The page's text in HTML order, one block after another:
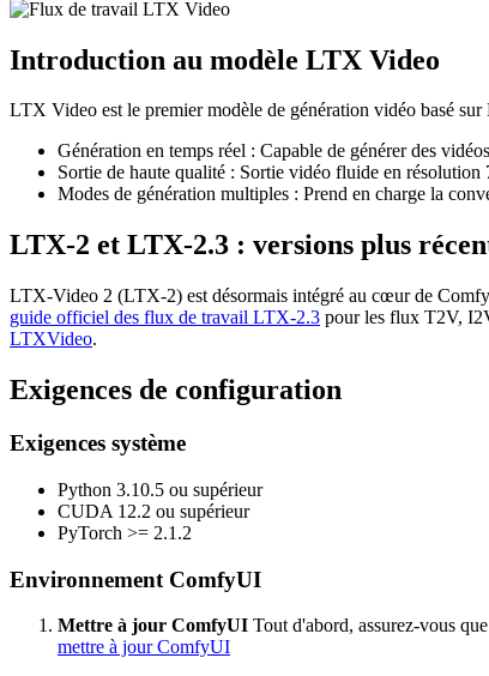
Introduction au modèle LTX Video
LTX Video est le premier modèle de génération vidéo basé
Génération en temps réel : Capable de générer des
Sortie de haute qualité : Sortie vidéo fluide en résolution
Modes de génération multiples : Prend en charge la
LTX-2 et LTX-2.3 : versions plus
LTX-Video 2 (LTX-2) est désormais intégré au cœur de
guide officiel des flux de travail LTX-2.3 pour les flux T2V,
LTXVideo.
Exigences de configuration
Exigences système
Python 3.10.5 ou supérieur
CUDA 12.2 ou supérieur
PyTorch >= 2.1.2
Environnement ComfyUI
Mettre à jour ComfyUI Tout d'abord, assurez-vous
mettre à jour ComfyUI